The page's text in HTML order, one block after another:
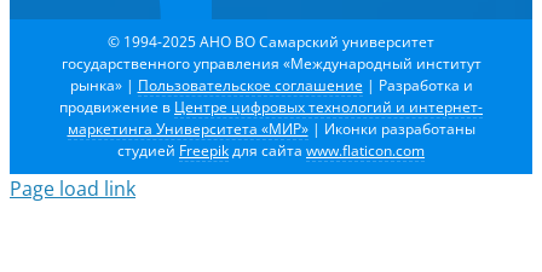
© 1994-2025 АНО ВО Самарский университет
государственного управления «Международный институт
рынка» | Пользовательское соглашение | Разработка и
продвижение в Центре цифровых технологий и интернет-
маркетинга Университета «МИР»| Иконки разработаны
студией Freepikдля сайта www.flaticon.com
Page load link